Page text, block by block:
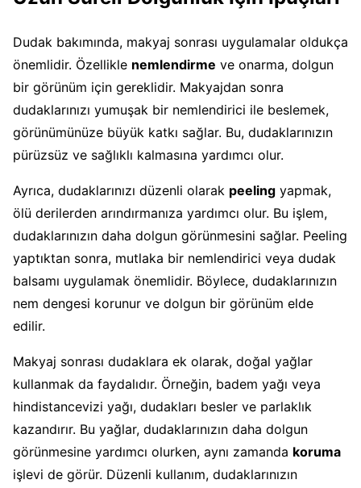
Dudak bakımında, makyaj sonrası uygulamalar oldukça
önemlidir. Özellikle nemlendirme ve onarma, dolgun
bir görünüm için gereklidir. Makyajdan sonra
dudaklarınızı yumuşak bir nemlendirici ile beslemek,
görünümünüze büyük katkı sağlar. Bu, dudaklarınızın
pürüzsüz ve sağlıklı kalmasına yardımcı olur.
Ayrıca, dudaklarınızı düzenli olarak peeling yapmak,
ölü derilerden arındırmanıza yardımcı olur. Bu işlem,
dudaklarınızın daha dolgun görünmesini sağlar. Peeling
yaptıktan sonra, mutlaka bir nemlendirici veya dudak
balsamı uygulamak önemlidir. Böylece, dudaklarınızın
nem dengesi korunur ve dolgun bir görünüm elde
edilir.
Makyaj sonrası dudaklara ek olarak, doğal yağlar
kullanmak da faydalıdır. Örneğin, badem yağı veya
hindistancevizi yağı, dudakları besler ve parlaklık
kazandırır. Bu yağlar, dudaklarınızın daha dolgun
görünmesine yardımcı olurken, aynı zamanda koruma
işlevi de görür. Düzenli kullanım, dudaklarınızın